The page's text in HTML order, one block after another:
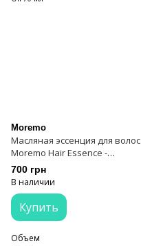
Moremo
Масляная эссенция для волос
Moremo Hair Essence -
Delightful Oil 70 мл
700 грн
В наличии
Купить
Объем